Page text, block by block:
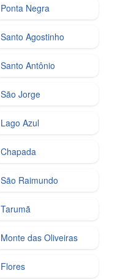
Ponta Negra
Santo Agostinho
Santo Antônio
São Jorge
Lago Azul
Chapada
São Raimundo
Tarumã
Monte das Oliveiras
Flores